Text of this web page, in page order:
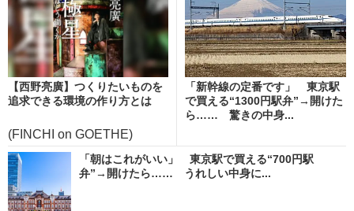
【西野亮廣】つくりたいものを
追求できる環境の作り方とは
(FINCHI on GOETHE)
「新幹線の定番です」 東京駅
で買える“1300円駅弁”→開けた
ら…… 驚きの中身...
「朝はこれがいい」 東京駅で買える“700円駅
弁”→開けたら…… うれしい中身に...